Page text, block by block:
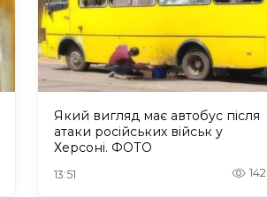
Який вигляд має автобус після
атаки російських військ у
Херсоні. ФОТО
13:51 142